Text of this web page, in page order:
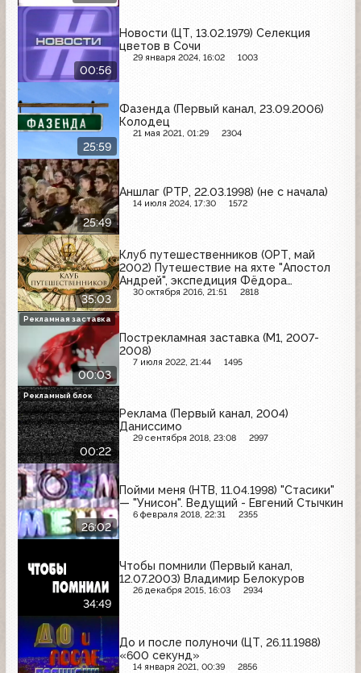
00:56
Новости (ЦТ, 13.02.1979) Селекция
цветов в Сочи
29 января 2024, 16:02 1003
25:59
Фазенда (Первый канал, 23.09.2006)
Колодец
21 мая 2021, 01:29 2304
25:49
Аншлаг (РТР, 22.03.1998) (не с начала)
14 июля 2024, 17:30 1572
35:03
Клуб путешественников (ОРТ, май
2002) Путешествие на яхте "Апостол
Андрей", экспедиция Фёдора
Конюхова на верблюдах по южно-
30 октября 2016, 21:51 2818
00:03
Пострекламная заставка (М1, 2007-
2008)
7 июля 2022, 21:44 1495
Рекламная заставка
00:22
Реклама (Первый канал, 2004)
Даниссимо
29 сентября 2018, 23:08 2997
Рекламный блок
26:02
Пойми меня (НТВ, 11.04.1998) "Стасики"
— "Унисон". Ведущий - Евгений Стычкин
6 февраля 2018, 22:31 2355
34:49
Чтобы помнили (Первый канал,
12.07.2003) Владимир Белокуров
26 декабря 2015, 16:03 2934
До и после полуночи (ЦТ, 26.11.1988)
«600 секунд»
14 января 2021, 00:39 2856